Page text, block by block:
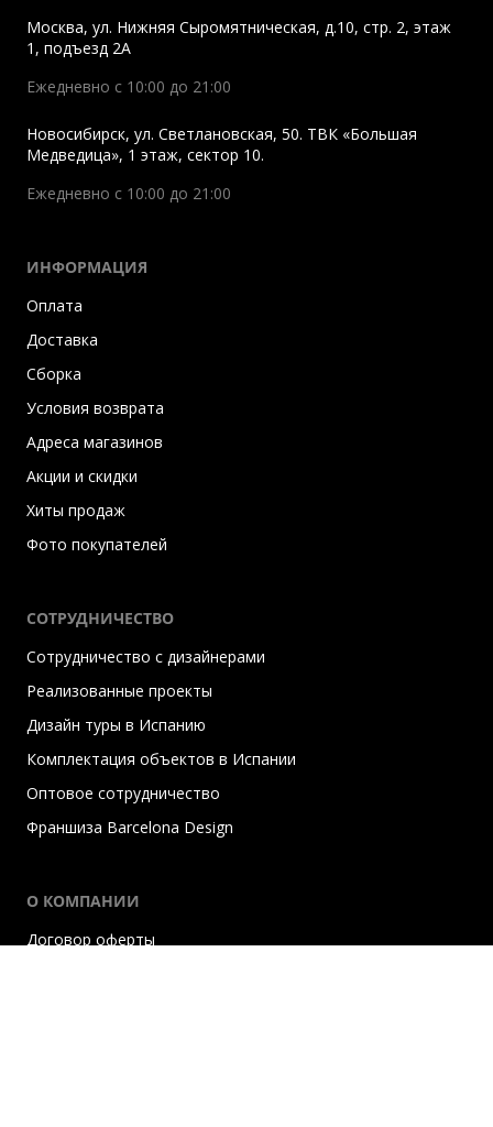
Москва, ул. Нижняя Сыромятническая, д.10, стр. 2, этаж
1, подъезд 2A
Ежедневно с 10:00 до 21:00
Новосибирск, ул. Светлановская, 50. ТВК «Большая
Медведица», 1 этаж, сектор 10.
Ежедневно с 10:00 до 21:00
ИНФОРМАЦИЯ
Оплата
Доставка
Сборка
Условия возврата
Адреса магазинов
Акции и скидки
Хиты продаж
Фото покупателей
СОТРУДНИЧЕСТВО
Сотрудничество с дизайнерами
Реализованные проекты
Дизайн туры в Испанию
Комплектация объектов в Испании
Оптовое сотрудничество
Франшиза Barcelona Design
О КОМПАНИИ
Договор оферты